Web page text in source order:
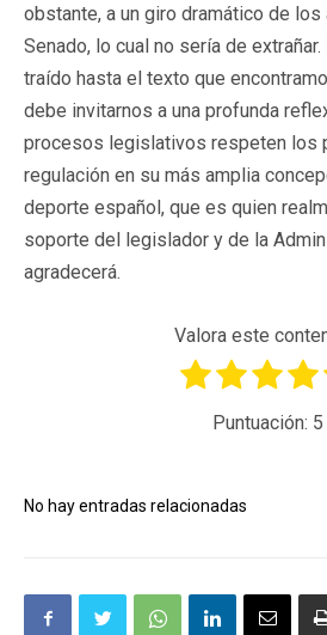
obstante, a un giro dramático de
Senado, lo cual no sería de
traído hasta el texto que
debe invitarnos a una profunda
procesos legislativos respeten los
regulación en su más amplia
deporte español, que es quien
soporte del legislador y de la
agradecerá.
Valora este
Puntuación: 5
No hay entradas relacionadas